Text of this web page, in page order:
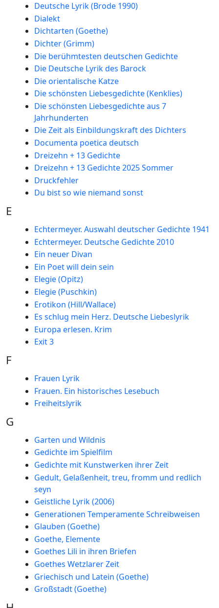
Deutsche Lyrik (Brode 1990)
Dialekt
Dichtarten (Goethe)
Dichter (Grimm)
Die berühmtesten deutschen Gedichte
Die Deutsche Lyrik des Barock
Die orientalische Katze
Die schönsten Liebesgedichte (Kenklies)
Die schönsten Liebesgedichte aus 7
Jahrhunderten
Die Zeit als Einbildungskraft des Dichters
Documenta poetica deutsch
Dreizehn + 13 Gedichte
Dreizehn + 13 Gedichte 2025 Sommer
Druckfehler
Du bist so wie niemand sonst
E
Echtermeyer. Auswahl deutscher Gedichte 1941
Echtermeyer. Deutsche Gedichte 2010
Ein neuer Divan
Ein Poet will dein sein
Elegie (Opitz)
Elegie (Puschkin)
Erotikon (Hill/Wallace)
Es schlug mein Herz. Deutsche Liebeslyrik
Europa erlesen. Krim
Exit 3
F
Frauen Lyrik
Frauen. Ein historisches Lesebuch
Freiheitslyrik
G
Garten und Wildnis
Gedichte im Spielfilm
Gedichte mit Kunstwerken ihrer Zeit
Gedult, Gelaßenheit, treu, fromm und redlich
seyn
Geistliche Lyrik (2006)
Generationen Temperamente Schreibweisen
Glauben (Goethe)
Goethe, Elemente
Goethes Lili in ihren Briefen
Goethes Wetzlarer Zeit
Griechisch und Latein (Goethe)
Großstadt (Goethe)